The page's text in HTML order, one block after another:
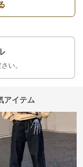
い。
アイテム